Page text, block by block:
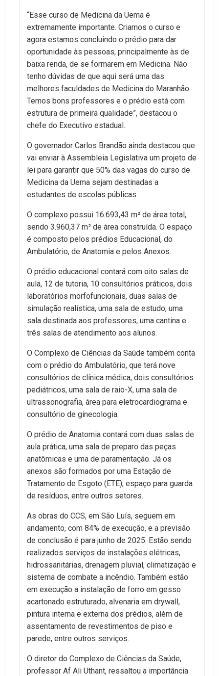
“Esse curso de Medicina da Uema é
extremamente importante. Criamos o curso e
agora estamos concluindo o prédio para dar
oportunidade às pessoas, principalmente às de
baixa renda, de se formarem em Medicina. Não
tenho dúvidas de que aqui será uma das
melhores faculdades de Medicina do Maranhão.
Temos bons professores e o prédio está com
estrutura de primeira qualidade”, destacou o
chefe do Executivo estadual.
O governador Carlos Brandão ainda destacou que
vai enviar à Assembleia Legislativa um projeto de
lei para garantir que 50% das vagas do curso de
Medicina da Uema sejam destinadas a
estudantes de escolas públicas.
O complexo possui 16.693,43 m² de área total,
sendo 3.960,37 m² de área construída. O espaço
é composto pelos prédios Educacional, do
Ambulatório, de Anatomia e pelos Anexos.
O prédio educacional contará com oito salas de
aula, 12 de tutoria, 10 consultórios práticos, dois
laboratórios morfofuncionais, duas salas de
simulação realística, uma sala de estudo, uma
sala destinada aos professores, uma cantina e
três salas de atendimento aos alunos.
O Complexo de Ciências da Saúde também conta
com o prédio do Ambulatório, que terá nove
consultórios de clínica médica, dois consultórios
pediátricos, uma sala de raio-X, uma sala de
ultrassonografia, área para eletrocardiograma e
consultório de ginecologia.
O prédio de Anatomia contará com duas salas de
aula prática, uma sala de preparo das peças
anatômicas e uma de paramentação. Já os
anexos são formados por uma Estação de
Tratamento de Esgoto (ETE), espaço para guarda
de resíduos, entre outros setores.
As obras do CCS, em São Luís, seguem em
andamento, com 84% de execução, e a previsão
de conclusão é para junho de 2025. Estão sendo
realizados serviços de instalações elétricas,
hidrossanitárias, drenagem pluvial, climatização e
sistema de combate a incêndio. Também estão
em execução a instalação de forro em gesso
acartonado estruturado, alvenaria em drywall,
pintura interna e externa dos prédios, além de
assentamento de revestimentos de piso e
parede, entre outros serviços.
O diretor do Complexo de Ciências da Saúde,
professor Af Ali Uthant, ressaltou a importância